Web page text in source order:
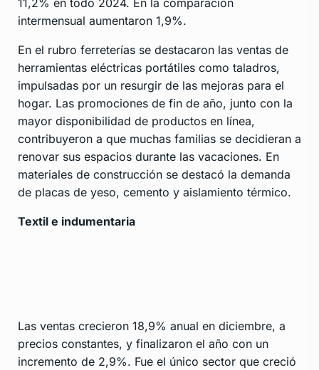
11,2% en todo 2024. En la comparación
intermensual aumentaron 1,9%.
En el rubro ferreterías se destacaron las ventas de
herramientas eléctricas portátiles como taladros,
impulsadas por un resurgir de las mejoras para el
hogar. Las promociones de fin de año, junto con la
mayor disponibilidad de productos en línea,
contribuyeron a que muchas familias se decidieran a
renovar sus espacios durante las vacaciones. En
materiales de construcción se destacó la demanda
de placas de yeso, cemento y aislamiento térmico.
Textil e indumentaria
Las ventas crecieron 18,9% anual en diciembre, a
precios constantes, y finalizaron el año con un
incremento de 2,9%. Fue el único sector que creció